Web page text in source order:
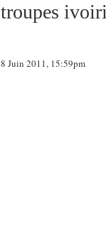
Juin 2011, 15:59pm